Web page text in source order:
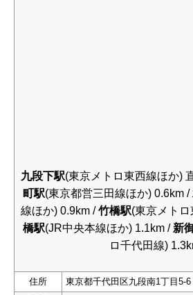
九段下駅(東京メトロ東西線ほか)
町駅(東京都営三田線ほか) 0.6km /
線ほか) 0.9km /竹橋駅(東京メト
橋駅(JR中央本線ほか) 1.1km / 新
ロ千代田線)
住所
東京都千代田区九段南1丁目5-